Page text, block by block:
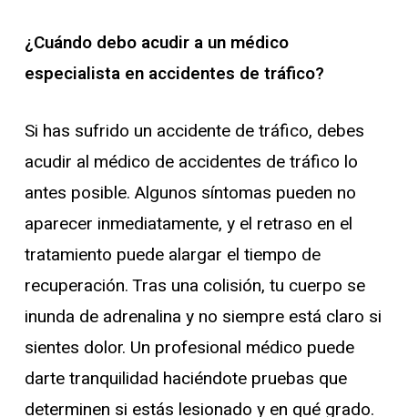
¿Cuándo debo acudir a un médico
especialista en accidentes de tráfico?
Si has sufrido un accidente de tráfico, debes
acudir al médico de accidentes de tráfico lo
antes posible. Algunos síntomas pueden no
aparecer inmediatamente, y el retraso en el
tratamiento puede alargar el tiempo de
recuperación. Tras una colisión, tu cuerpo se
inunda de adrenalina y no siempre está claro si
sientes dolor. Un profesional médico puede
darte tranquilidad haciéndote pruebas que
determinen si estás lesionado y en qué grado.